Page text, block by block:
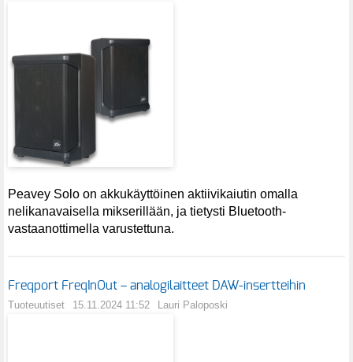
Peavey Solo on akkukäyttöinen aktiivikaiutin omalla
nelikanavaisella mikserillään, ja tietysti Bluetooth-
vastaanottimella varustettuna.
Freqport FreqInOut – analogilaitteet DAW-insertteihin
Tuoteuutiset 15.11.2024 11:52 Lauri Paloposki